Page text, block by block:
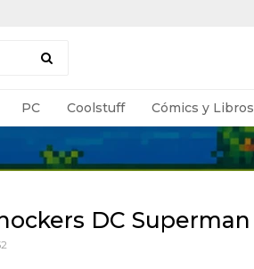
PC Coolstuff Cómics y Libros
DC Superman